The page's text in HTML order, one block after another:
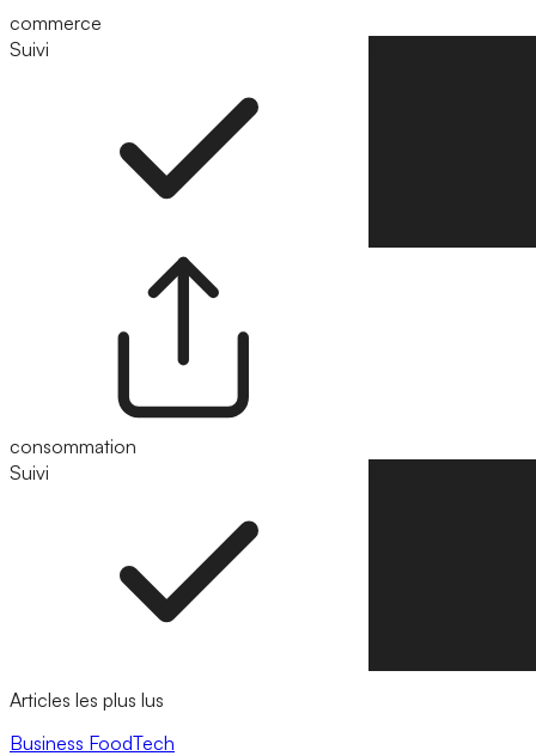
commerce
Suivi
consommation
Suivi
Articles les plus lus
Business FoodTech